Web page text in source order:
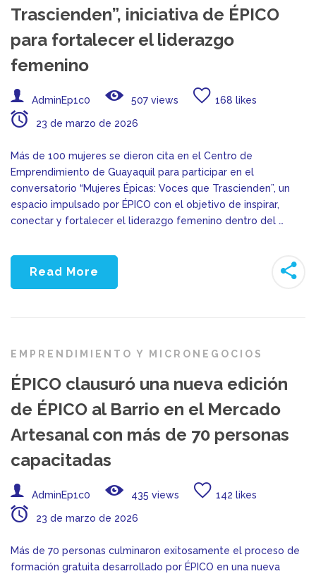
Trascienden”, iniciativa de ÉPICO
para fortalecer el liderazgo
femenino
AdminEp1c0 507 views 168 likes
23 de marzo de 2026
Más de 100 mujeres se dieron cita en el Centro de
Emprendimiento de Guayaquil para participar en el
conversatorio “Mujeres Épicas: Voces que Trascienden”, un
espacio impulsado por ÉPICO con el objetivo de inspirar,
conectar y fortalecer el liderazgo femenino dentro del …
Read More
EMPRENDIMIENTO Y MICRONEGOCIOS
ÉPICO clausuró una nueva edición
de ÉPICO al Barrio en el Mercado
Artesanal con más de 70 personas
capacitadas
AdminEp1c0 435 views 142 likes
23 de marzo de 2026
Más de 70 personas culminaron exitosamente el proceso de
formación gratuita desarrollado por ÉPICO en una nueva